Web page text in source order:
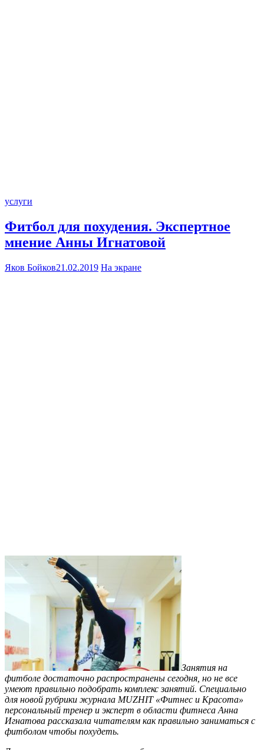
услуги
Фитбол для похудения. Экспертное
мнение Анны Игнатовой
Яков Бойков21.02.2019 На экране
Занятия на
фитболе достаточно распространены сегодня, но не все
умеют правильно подобрать комплекс занятий. Специально
для новой рубрики журнала MUZHIT «Фитнес и Красота»
персональный тренер и эксперт в области фитнеса Анна
Игнатова рассказала читателям как правильно заниматься с
фитболом чтобы похудеть.